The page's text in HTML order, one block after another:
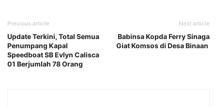
Previous article
Update Terkini, Total Semua
Penumpang Kapal
Speedboat SB Evlyn Calisca
01 Berjumlah 78 Orang
Next article
Babinsa Kopda Ferry Sinaga
Giat Komsos di Desa Binaan